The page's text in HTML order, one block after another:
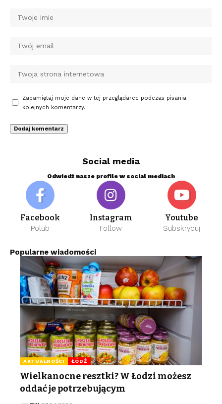
Zapamiętaj moje dane w tej przeglądarce podczas pisania
kolejnych komentarzy.
Social media
Odwiedź nasze profile w social mediach
Facebook
Polub
Instagram
Follow
Youtube
Subskrybuj
Popularne wiadomości
AKTUALNOŚCI ŁÓDŹ
Wielkanocne resztki? W Łodzi możesz
oddać je potrzebującym